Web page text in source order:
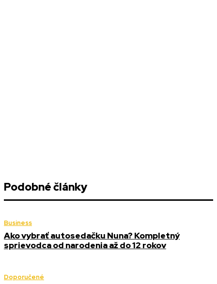
Podobné články
Business
Ako vybrať autosedačku Nuna? Kompletný
sprievodca od narodenia až do 12 rokov
Doporučené